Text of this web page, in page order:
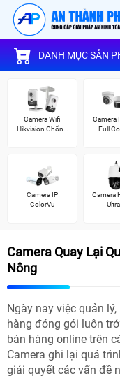
DANH MỤC SẢN
Camera Wifi
Hikvision Chống
Camera
Full
Camera IP
ColorVu
Camera
Camera Quay Lại
Nông
Ngày nay việc quản
hàng đóng gói luôn
bán hàng online trên
Camera ghi lại quá
giải quyết các vấn đề